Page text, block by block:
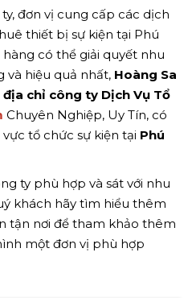
đơn vị cung cấp các dịch
thiết bị sự kiện tại Phú
có thể giải quyết nhu
và hiệu quả nhất, Hoàng Sa
địa chỉ công ty Dịch Vụ Tổ
Chuyên Nghiệp, Uy Tín, có
tổ chức sự kiện tại Phú
ty phù hợp và sát với nhu
khách hãy tìm hiểu thêm
tận nơi để tham khảo thêm
một đơn vị phù hợp